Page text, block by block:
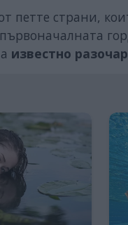
петте страни,
известно